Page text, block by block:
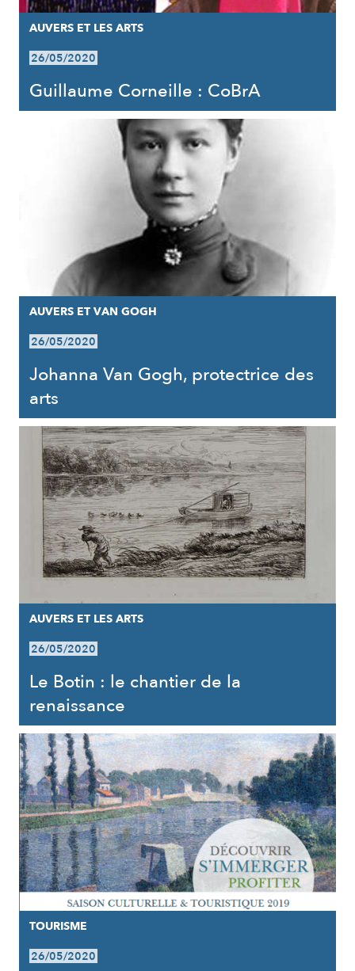
AUVERS ET LES ARTS
26/05/2020
Guillaume Corneille : CoBrA
AUVERS ET VAN GOGH
26/05/2020
Johanna Van Gogh, protectrice des
arts
AUVERS ET LES ARTS
26/05/2020
Le Botin : le chantier de la
renaissance
TOURISME
26/05/2020